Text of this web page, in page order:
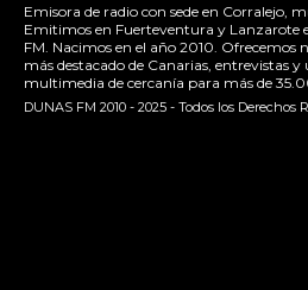
Emisora de radio con sede en Corralejo,
Emitimos en Fuerteventura y Lanzarote
FM. Nacimos en el año 2010. Ofrecemos
más destacado de Canarias, entrevistas
multimedia de cercanía para más de
DUNAS FM 2010 - 2025 - Todos los Derechos